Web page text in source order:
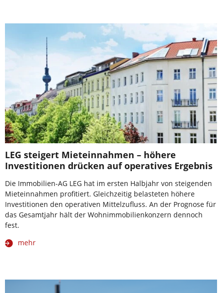
LEG steigert Mieteinnahmen – höhere
Investitionen drücken auf operatives Ergebnis
Die Immobilien-AG LEG hat im ersten Halbjahr von steigenden
Mieteinnahmen profitiert. Gleichzeitig belasteten höhere
Investitionen den operativen Mittelzufluss. An der Prognose für
das Gesamtjahr hält der Wohnimmobilienkonzern dennoch
fest.
mehr